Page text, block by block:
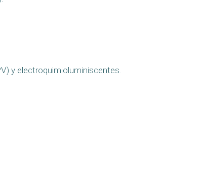
y electroquimioluminiscentes.